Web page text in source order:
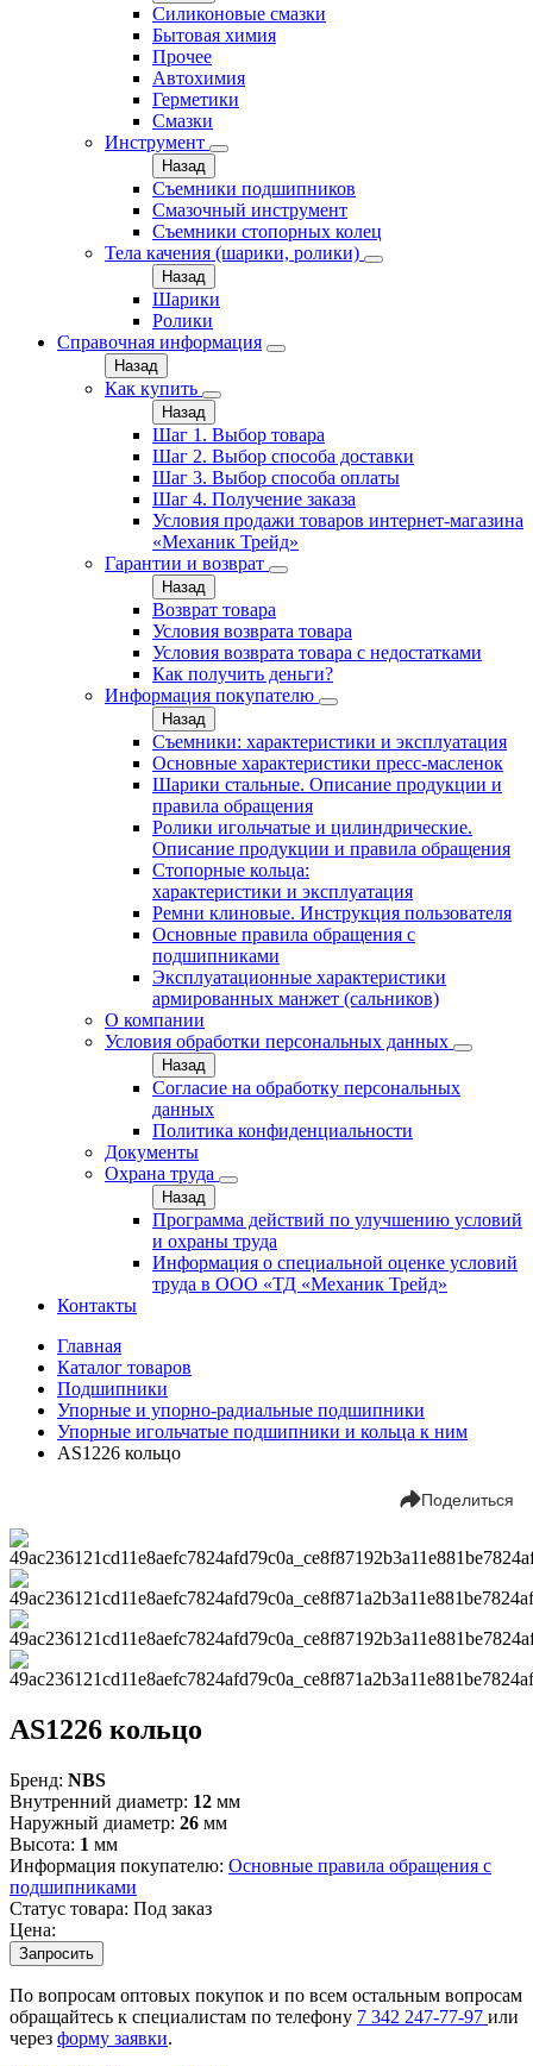
Силиконовые смазки
Бытовая химия
Прочее
Автохимия
Герметики
Смазки
Инструмент
Назад
Съемники подшипников
Смазочный инструмент
Съемники стопорных колец
Тела качения (шарики, ролики)
Назад
Шарики
Ролики
Справочная информация
Назад
Как купить
Назад
Шаг 1. Выбор товара
Шаг 2. Выбор способа доставки
Шаг 3. Выбор способа оплаты
Шаг 4. Получение заказа
Условия продажи товаров интернет-магазина
«Механик Трейд»
Гарантии и возврат
Назад
Возврат товара
Условия возврата товара
Условия возврата товара с недостатками
Как получить деньги?
Информация покупателю
Назад
Съемники: характеристики и эксплуатация
Основные характеристики пресс‑масленок
Шарики стальные. Описание продукции и
правила обращения
Ролики игольчатые и цилиндрические.
Описание продукции и правила обращения
Стопорные кольца:
характеристики и эксплуатация
Ремни клиновые. Инструкция пользователя
Основные правила обращения с
подшипниками
Эксплуатационные характеристики
армированных манжет (сальников)
О компании
Условия обработки персональных данных
Назад
Согласие на обработку персональных
данных
Политика конфиденциальности
Документы
Охрана труда
Назад
Программа действий по улучшению условий
и охраны труда
Информация о специальной оценке условий
труда в ООО «ТД «Механик Трейд»
Контакты
Главная
Каталог товаров
Подшипники
Упорные и упорно-радиальные подшипники
Упорные игольчатые подшипники и кольца к ним
AS1226 кольцо
Поделиться
AS1226 кольцо
Бренд: NBS
Внутренний диаметр: 12 мм
Наружный диаметр: 26 мм
Высота: 1 мм
Информация покупателю: Основные правила обращения с
подшипниками
Статус товара: Под заказ
Цена:
Запросить
По вопросам оптовых покупок и по всем остальным вопросам
обращайтесь к специалистам по телефону 7 342 247-77-97 или
через форму заявки.